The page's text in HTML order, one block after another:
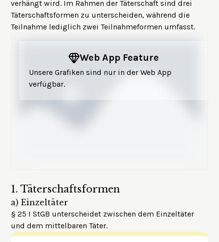
verhängt wird. Im Rahmen der Täterschaft sind drei
Täterschaftsformen zu unterscheiden, während die
Teilnahme lediglich zwei Teilnahmeformen umfasst.
Web App Feature
Unsere Grafiken sind nur in der Web App
verfügbar.
1. Täterschaftsformen
a) Einzeltäter
§ 25 I StGB unterscheidet zwischen dem Einzeltäter
und dem mittelbaren Täter.